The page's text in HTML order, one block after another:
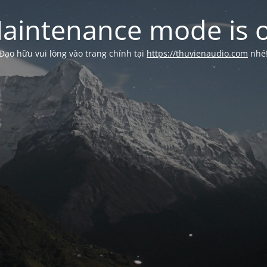
mode is
hữu vui lòng vào trang chính tại https://thuvienaudio.com